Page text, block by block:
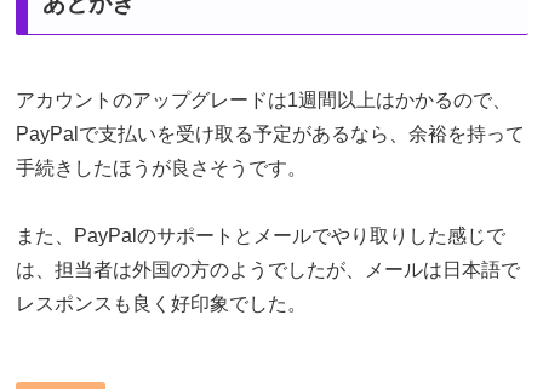
アカウントのアップグレードは1週間以上はかかるので、
PayPalで支払いを受け取る予定があるなら、余裕を持って
手続きしたほうが良さそうです。
また、PayPalのサポートとメールでやり取りした感じで
は、担当者は外国の方のようでしたが、メールは日本語で
レスポンスも良く好印象でした。